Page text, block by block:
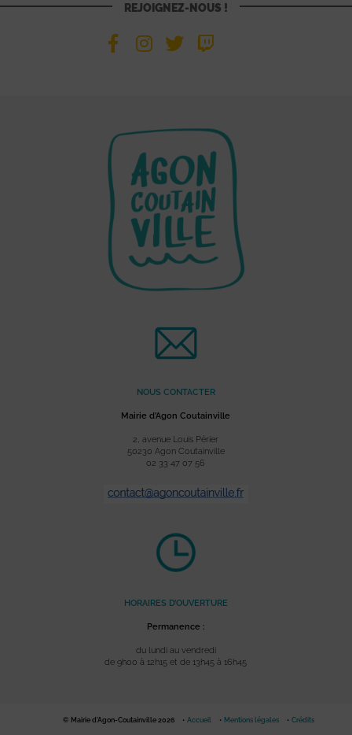
REJOIGNEZ-NOUS !
NOUS CONTACTER
Mairie d’Agon Coutainville
2, avenue Louis Périer
50230 Agon Coutainville
02 33 47 07 56
HORAIRES D’OUVERTURE
Permanence :
du lundi au vendredi
de 9h00 à 12h15 et de 13h45 à 16h45
© Mairie d'Agon-Coutainville 2026 Accueil Mentions légales Crédits